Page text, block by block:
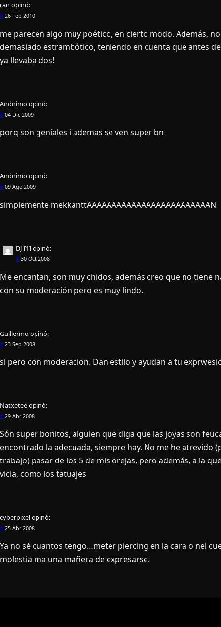
ran opinó:
# 26 Feb 2010
me parecen algo muy poético, en cierto modo. Además,
demasiado estrambótico, teniendo en cuenta que antes
ya llevaba dos!
Anónimo opinó:
# 04 Dic 2009
porq son geniales i ademas se ven super bn
Anónimo opinó:
# 09 Ago 2009
simplemente mekkanttAAAAAAAAAAAAAAAAAAAAAAAAAN
DJ [1]opinó:
# 30 Oct 2008
Me encantan, son muy chidos, además creo que no tiene
con su moderación pero es muy lindo.
Guillermo opinó:
# 23 Sep 2008
si pero con moderacion. Dan estilo y ayudan a tu
Natxeteeopinó:
# 29 Abr 2008
Són super bonitos, alguien que diga que las joyas son
encontrado la adecuada, siempre hay. No me he atrevido
trabajo) pasar de los 5 de mis orejas, pero además, a la
vicia, como los tatuajes
cyberpixelopinó:
# 25 Abr 2008
Ya no sé cuantos tengo…meter piercing en la cara o nel
molestia ma una mañera de expresarse.